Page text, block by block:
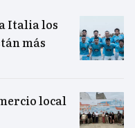
Italia los
más
local